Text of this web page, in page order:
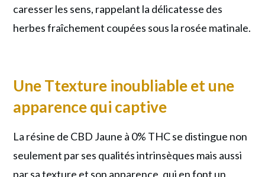
caresser les sens, rappelant la délicatesse des
herbes fraîchement coupées sous la rosée matinale.
Une Ttexture inoubliable et une
apparence qui captive
La résine de CBD Jaune à 0% THC se distingue non
seulement par ses qualités intrinsèques mais aussi
par sa texture et son apparence, qui en font un